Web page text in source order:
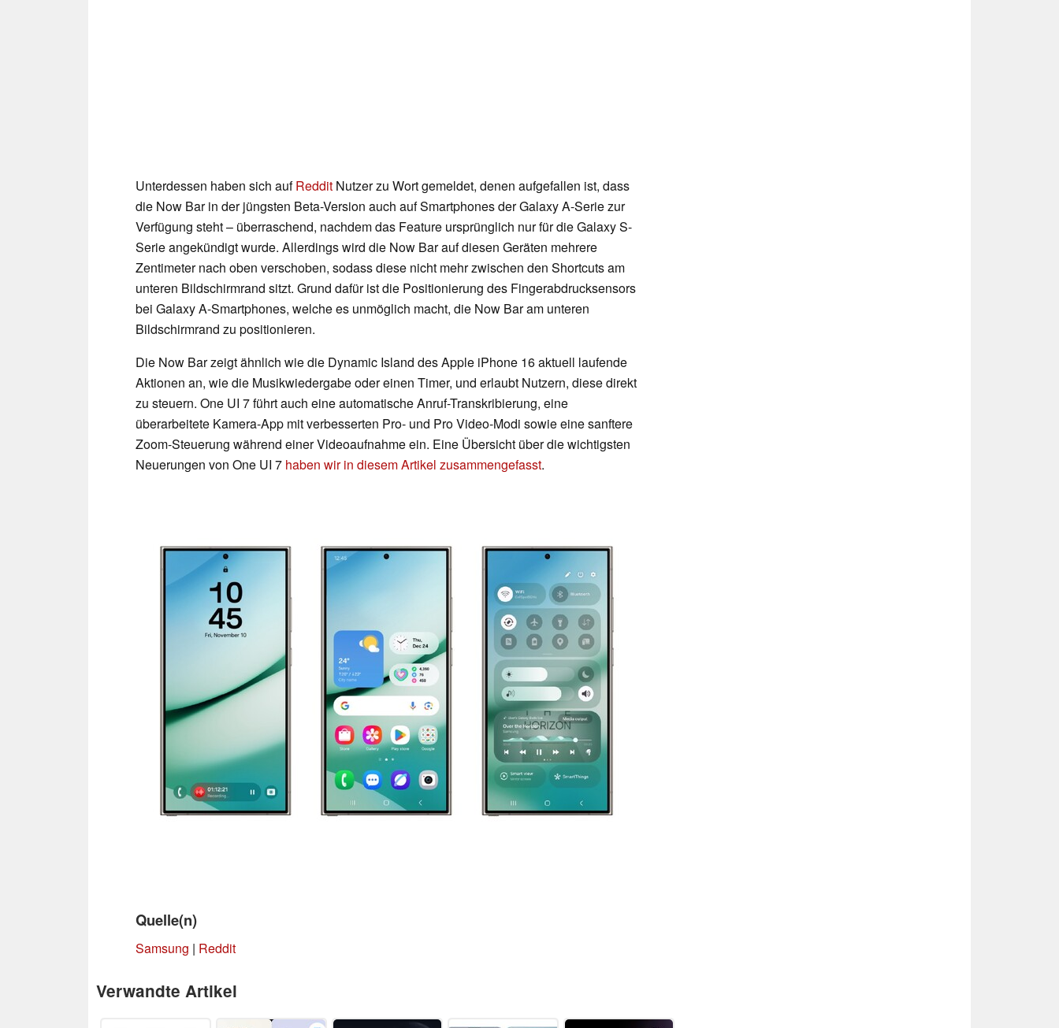
Unterdessen haben sich aufReddit Nutzer zu Wort gemeldet, denen aufgefallen ist, dass
die Now Bar in der jüngsten Beta-Version auch auf Smartphones der Galaxy A-Serie zur
Verfügung steht – überraschend, nachdem das Feature ursprünglich nur für die Galaxy S-
Serie angekündigt wurde. Allerdings wird die Now Bar auf diesen Geräten mehrere
Zentimeter nach oben verschoben, sodass diese nicht mehr zwischen den Shortcuts am
unteren Bildschirmrand sitzt. Grund dafür ist die Positionierung des Fingerabdrucksensors
bei Galaxy A-Smartphones, welche es unmöglich macht, die Now Bar am unteren
Bildschirmrand zu positionieren.
Die Now Bar zeigt ähnlich wie die Dynamic Island des Apple iPhone 16 aktuell laufende
Aktionen an, wie die Musikwiedergabe oder einen Timer, und erlaubt Nutzern, diese direkt
zu steuern. One UI 7 führt auch eine automatische Anruf-Transkribierung, eine
überarbeitete Kamera-App mit verbesserten Pro- und Pro Video-Modi sowie eine sanftere
Zoom-Steuerung während einer Videoaufnahme ein. Eine Übersicht über die wichtigsten
Neuerungen von One UI 7 haben wir in diesem Artikel zusammengefasst.
Quelle(n)
Samsung | Reddit
Verwandte Artikel